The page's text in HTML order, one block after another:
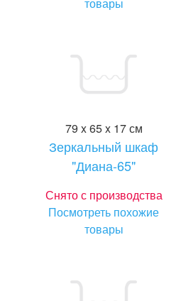
79 x 65 x 17 см
Зеркальный шкаф
"Диана-65"
Снято с производства
Посмотреть похожие
товары